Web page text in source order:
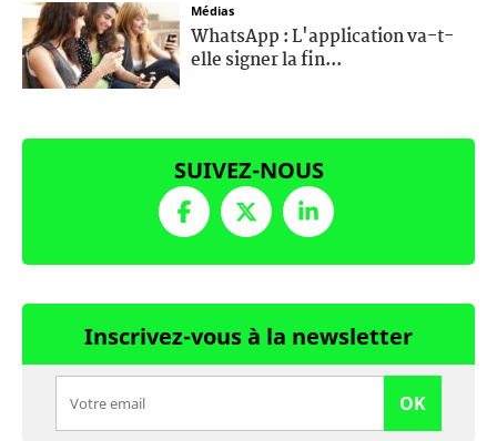
Médias
WhatsApp : L'application va-t-
elle signer la fin...
SUIVEZ-NOUS
Inscrivez-vous à la newsletter
OK